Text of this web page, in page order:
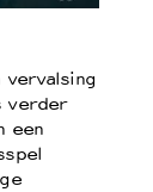
vervalsing
verder
een